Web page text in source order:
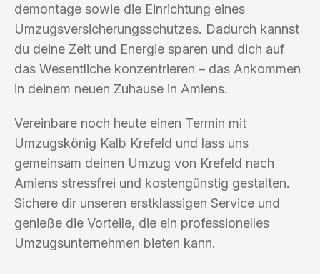
demontage sowie die Einrichtung eines
Umzugsversicherungsschutzes. Dadurch kannst
du deine Zeit und Energie sparen und dich auf
das Wesentliche konzentrieren – das Ankommen
in deinem neuen Zuhause in Amiens.
Vereinbare noch heute einen Termin mit
Umzugskönig Kalb Krefeld und lass uns
gemeinsam deinen Umzug von Krefeld nach
Amiens stressfrei und kostengünstig gestalten.
Sichere dir unseren erstklassigen Service und
genieße die Vorteile, die ein professionelles
Umzugsunternehmen bieten kann.